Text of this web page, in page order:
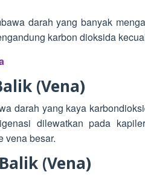
darah yang banyak
karbon dioksida
(Vena)
darah yang kaya
dilewatkan pada
vena besar.
(Vena)